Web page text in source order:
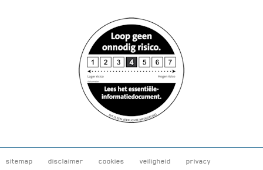
sitemap disclaimer cookies veiligheid privacy